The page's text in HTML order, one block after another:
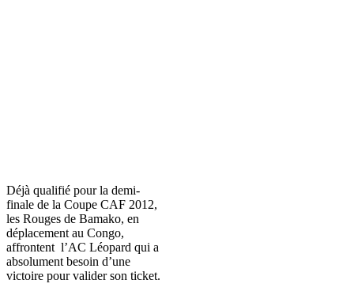
Déjà qualifié pour la demi-
finale de la Coupe CAF 2012,
les Rouges de Bamako, en
déplacement au Congo,
affrontent l’AC Léopard qui a
absolument besoin d’une
victoire pour valider son ticket.